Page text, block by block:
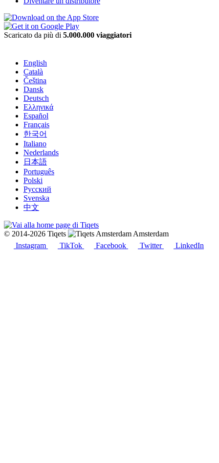
Scaricato da più di 5.000.000 viaggiatori
English
Català
Čeština
Dansk
Deutsch
Ελληνικά
Español
Français
한국어
Italiano
Nederlands
日本語
Português
Polski
Русский
Svenska
中文
© 2014-2026 Tiqets
Amsterdam
Instagram
TikTok Facebook Twitter LinkedIn